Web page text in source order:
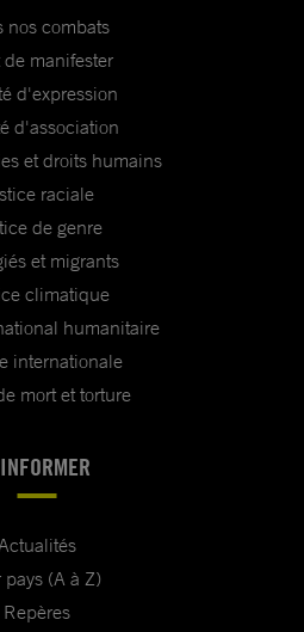
nos combats
de manifester
d'expression
d'association
et droits humains
raciale
de genre
et migrants
climatique
humanitaire
internationale
mort et torture
pays (A à Z)
Repères